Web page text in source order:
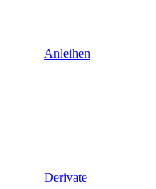
Anleihen
Derivate